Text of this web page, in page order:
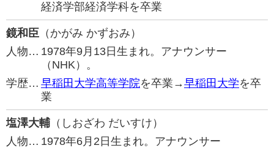
経済学部経済学科を卒業
鏡和臣 （かがみ かずおみ）
人物… 1978年9月13日生まれ。アナウンサー
（NHK）。
学歴… 早稲田大学高等学院を卒業→早稲田大学を卒
業
塩澤大輔 （しおざわ だいすけ）
人物… 1978年6月2日生まれ。アナウンサー